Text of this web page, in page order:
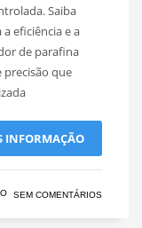
Saiba
eficiência e a
de parafina
que
INFORMAÇÃO
SEM COMENTÁRIOS